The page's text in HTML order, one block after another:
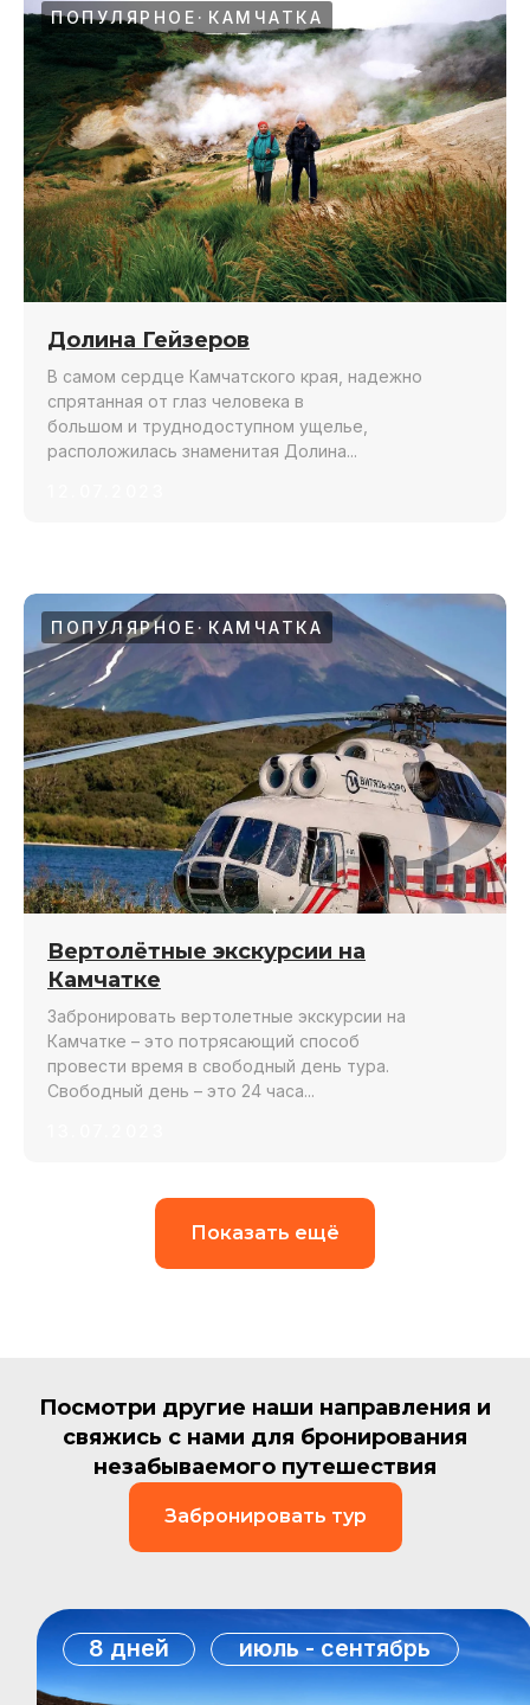
ПОПУЛЯРНОЕ КАМЧАТКА
Долина Гейзеров
В самом сердце Камчатского края, надежно
спрятанная от глаз человека в
большом и труднодоступном ущелье,
расположилась знаменитая Долина...
ПОПУЛЯРНОЕ КАМЧАТКА
Вертолётные экскурсии на
Камчатке
Забронировать вертолетные экскурсии на
Камчатке – это потрясающий способ
провести время в свободный день тура.
Свободный день – это 24 часа...
Показать ещё
Посмотри другие наши направления и
свяжись с нами для бронирования
незабываемого путешествия
Забронировать тур
Подробнее
8 дней июль - сентябрь
8 дней среди вулканов, медведей, океана.
Испытайте дикую природу во всей ее красоте!
СЛОЖНОСТЬ
10 дней
Захватывающие
океанов и яркий
СЛОЖНОСТЬ